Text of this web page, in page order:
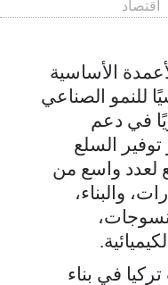
اقتصاد
الأساسية
للنمو الصناعي
في دعم
توفير السلع
لعدد واسع من
والبناء،
في بناء